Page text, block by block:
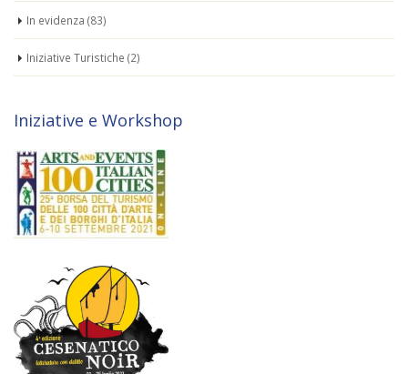
In evidenza (83)
Iniziative Turistiche (2)
Iniziative e Workshop